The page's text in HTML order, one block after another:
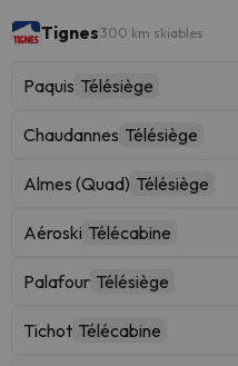
Tignes 300 km skiables
Paquis Télésiège
Chaudannes Télésiège
Almes (Quad) Télésiège
Aéroski Télécabine
Palafour Télésiège
Tichot Télécabine